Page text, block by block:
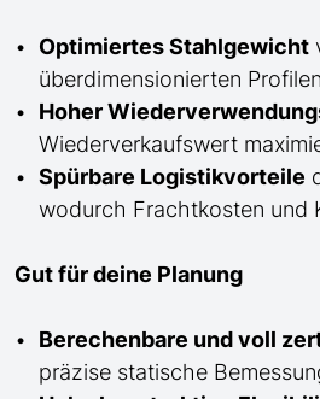
Optimiertes Stahlgewicht
überdimensionierten
Hoher
Wiederverkaufswert
Spürbare Logistikvorteile
wodurch Frachtkosten und
Gut für deine Planung
Berechenbare und voll
präzise statische